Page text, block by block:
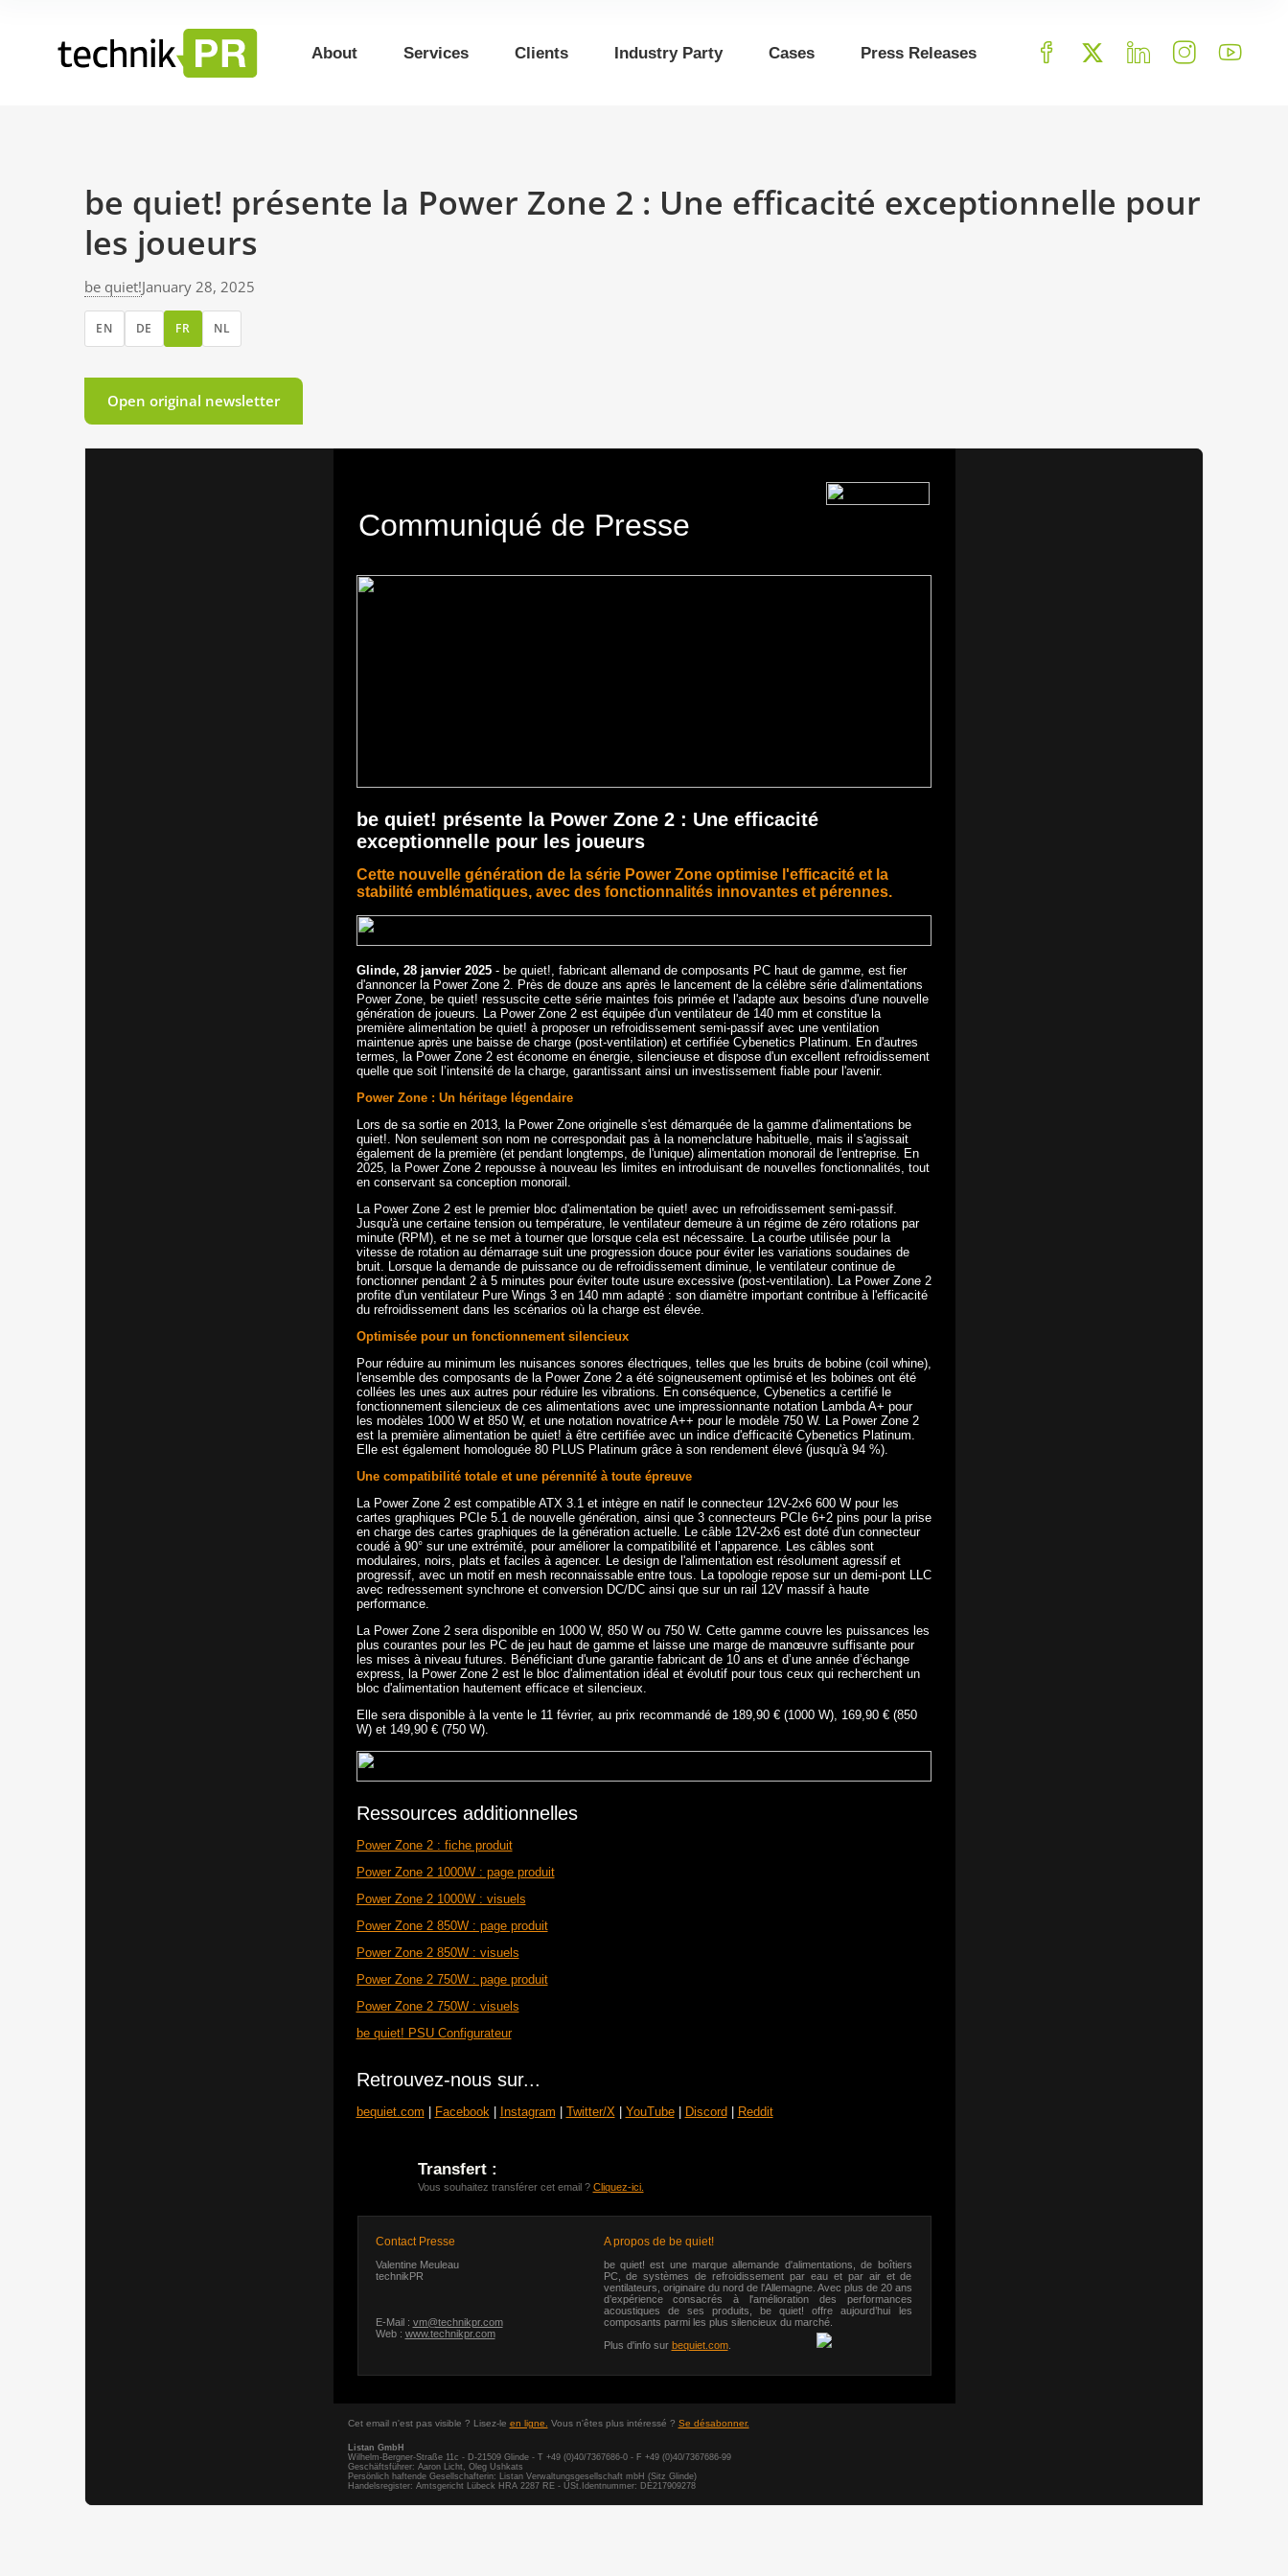
About Services Clients Industry Party Cases Press Releases
be quiet! présente la Power Zone 2 : Une efficacité exceptionnelle pour
les joueurs
be quiet!January 28, 2025
EN DE FR NL
Open original newsletter